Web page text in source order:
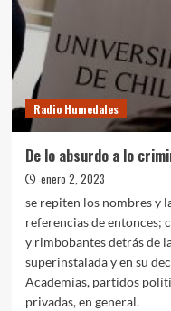
Radio Humedales
De lo absurdo a lo
enero 2, 2023
se repiten los nombres y
referencias de entonces;
y rimbobantes detrás de
superinstalada y en su
Academias, partidos
privadas, en general.